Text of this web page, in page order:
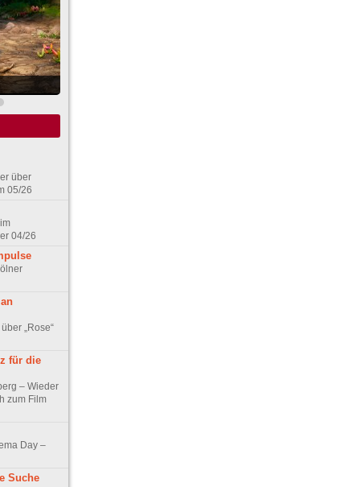
über
05/26
04/26
„Rose“
für die
– Wieder
zum Film
Day –
Suche